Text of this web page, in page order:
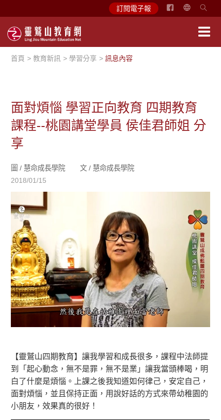
訂閱電子報
简
首頁 教育新訊 學習分享 訊息內容
面對煩惱 學習正向教育 四期教育
課程--桃園講堂學員 侯佳君師姐 分
享
圖 / 慧命成長學院 文 / 慧命成長學院
2018/01/15
【靈鷲山四期教育】讓我學習和成長很多，課程中法師提
到「起心動念，無不是罪，無不是業」讓我當頭棒喝，明
白了什麼是煩惱。上課之後我知道如何律己，安定自己，
面對煩惱，並且保持正面，用說好話的方式來帶幼稚園的
小朋友，效果真的很好！